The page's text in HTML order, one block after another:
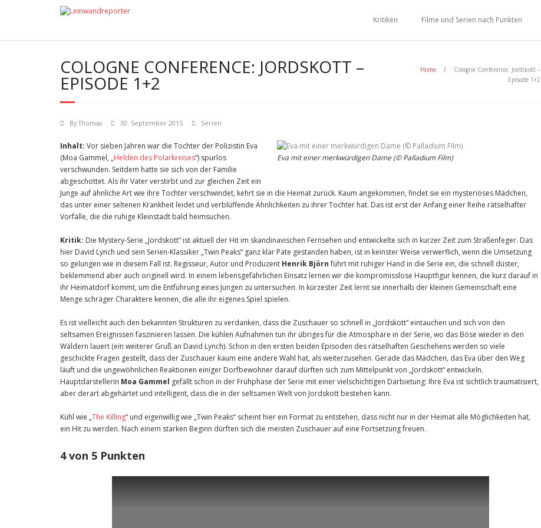
Kritiken Filme und Serien nach Punkten
COLOGNE CONFERENCE: JORDSKOTT –
EPISODE 1+2
Home /
Cologne Conference: Jordskott –
Episode 1+2
ByThomas 30. September 2015 Serien
Eva mit einer merkwürdigen Dame (© Palladium Film)
Inhalt: Vor sieben Jahren war die Tochter der Polizistin Eva
(Moa Gammel, „Helden des Polarkreises“) spurlos
verschwunden. Seitdem hatte sie sich von der Familie
abgeschottet. Als ihr Vater verstirbt und zur gleichen Zeit ein
Junge auf ähnliche Art wie ihre Tochter verschwindet, kehrt sie in die Heimat zurück. Kaum angekommen, findet sie ein mysteriöses Mädchen,
das unter einer seltenen Krankheit leidet und verblüffende Ähnlichkeiten zu ihrer Tochter hat. Das ist erst der Anfang einer Reihe rätselhafter
Vorfälle, die die ruhige Kleinstadt bald heimsuchen.
Kritik: Die Mystery-Serie „Jordskott“ ist aktuell der Hit im skandinavischen Fernsehen und entwickelte sich in kurzer Zeit zum Straßenfeger. Das
hier David Lynch und sein Serien-Klassiker „Twin Peaks“ ganz klar Pate gestanden haben, ist in keinster Weise verwerflich, wenn die Umsetzung
so gelungen wie in diesem Fall ist. Regisseur, Autor und Produzent Henrik Björnführt mit ruhiger Hand in die Serie ein, die schnell düster,
beklemmend aber auch originell wird. In einem lebensgefährlichen Einsatz lernen wir die kompromisslose Hauptfigur kennen, die kurz darauf in
ihr Heimatdorf kommt, um die Entführung eines Jungen zu untersuchen. In kürzester Zeit lernt sie innerhalb der kleinen Gemeinschaft eine
Menge schräger Charaktere kennen, die alle ihr eigenes Spiel spielen.
Es ist vielleicht auch den bekannten Strukturen zu verdanken, dass die Zuschauer so schnell in „Jordskott“ eintauchen und sich von den
seltsamen Ereignissen faszinieren lassen. Die kühlen Aufnahmen tun ihr übriges für die Atmosphäre in der Serie, wo das Böse wieder in den
Wäldern lauert (ein weiterer Gruß an David Lynch). Schon in den ersten beiden Episoden des rätselhaften Geschehens werden so viele
geschickte Fragen gestellt, dass der Zuschauer kaum eine andere Wahl hat, als weiterzusehen. Gerade das Mädchen, das Eva über den Weg
läuft und die ungewöhnlichen Reaktionen einiger Dorfbewohner darauf dürften sich zum Mittelpunkt von „Jordskott“ entwickeln.
Hauptdarstellerin Moa Gammel gefällt schon in der Frühphase der Serie mit einer vielschichtigen Darbietung: Ihre Eva ist sichtlich traumatisiert,
aber derart abgehärtet und intelligent, dass die in der seltsamen Welt von Jordskott bestehen kann.
Kühl wie „The Killing“ und eigenwillig wie „Twin Peaks“ scheint hier ein Format zu entstehen, dass nicht nur in der Heimat alle Möglichkeiten hat,
ein Hit zu werden. Nach einem starken Beginn dürften sich die meisten Zuschauer auf eine Fortsetzung freuen.
4 von 5 Punkten